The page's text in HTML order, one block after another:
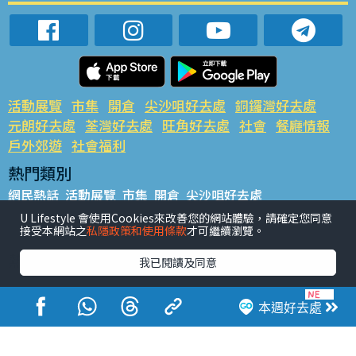
本週好去處
活動展覽 市集 開倉 尖沙咀好去處 銅鑼灣好去處
元朗好去處 荃灣好去處 旺角好去處 社會 餐廳情報
戶外郊遊 社會福利
熱門類別
網民熱話 活動展覽 市集 開倉 尖沙咀好去處
銅鑼灣好去處 元朗好去處 荃灣好去處 旺角好去處 社會
餐廳情報 戶外郊遊
熱門標籤
#UGO搵好去處 #人氣活動推介 #美食社群熱話
#親子玩樂好去處
#ULifestyle應用程式
#限時搶
#UJetso禮物放送
#ULifestyle商戶中心 #著數 #網絡熱話
U Lifestyle 會使用Cookies來改善您的網站體驗，請確定您同意
接受本網站之私隱政策和使用條款才可繼續瀏覽。
我已閱讀及同意